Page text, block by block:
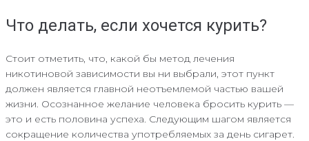
Что делать, если хочется курить?
Стоит отметить, что, какой бы метод лечения
никотиновой зависимости вы ни выбрали, этот пункт
должен является главной неотъемлемой частью вашей
жизни. Осознанное желание человека бросить курить —
это и есть половина успеха. Следующим шагом является
сокращение количества употребляемых за день сигарет.